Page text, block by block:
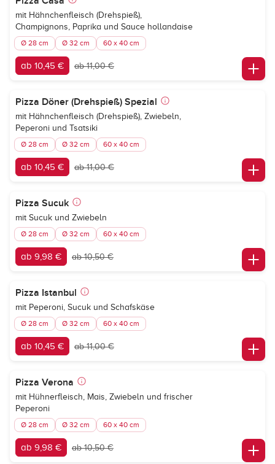
mit Hähnchenfleisch (Drehspieß),
Champignons, Paprika und Sauce hollandaise
Ø 28 cm Ø 32 cm 60 x 40 cm
ab 10,45 € ab 11,00 €
Pizza Döner (Drehspieß) Spezial
mit Hähnchenfleisch (Drehspieß), Zwiebeln,
Peperoni und Tsatsiki
Ø 28 cm Ø 32 cm 60 x 40 cm
ab 10,45 € ab 11,00 €
Pizza Sucuk
mit Sucuk und Zwiebeln
Ø 28 cm Ø 32 cm 60 x 40 cm
ab 9,98 € ab 10,50 €
Pizza Istanbul
mit Peperoni, Sucuk und Schafskäse
Ø 28 cm Ø 32 cm 60 x 40 cm
ab 10,45 € ab 11,00 €
Pizza Verona
mit Hühnerfleisch, Mais, Zwiebeln und frischer
Peperoni
Ø 28 cm Ø 32 cm 60 x 40 cm
ab 9,98 € ab 10,50 €